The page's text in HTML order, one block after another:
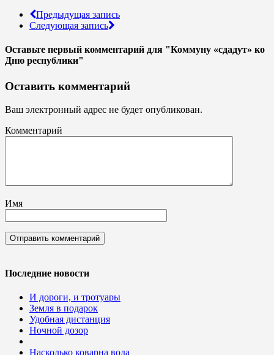
Предыдущая запись
Следующая запись
Оставьте первый комментарий для "Коммуну «сдадут» ко
Дню республики"
Оставить комментарий
Ваш электронный адрес не будет опубликован.
Комментарий
Имя
Последние новости
И дороги, и тротуары
Земля в подарок
Удобная дистанция
Ночной дозор
Насколько коварна вода